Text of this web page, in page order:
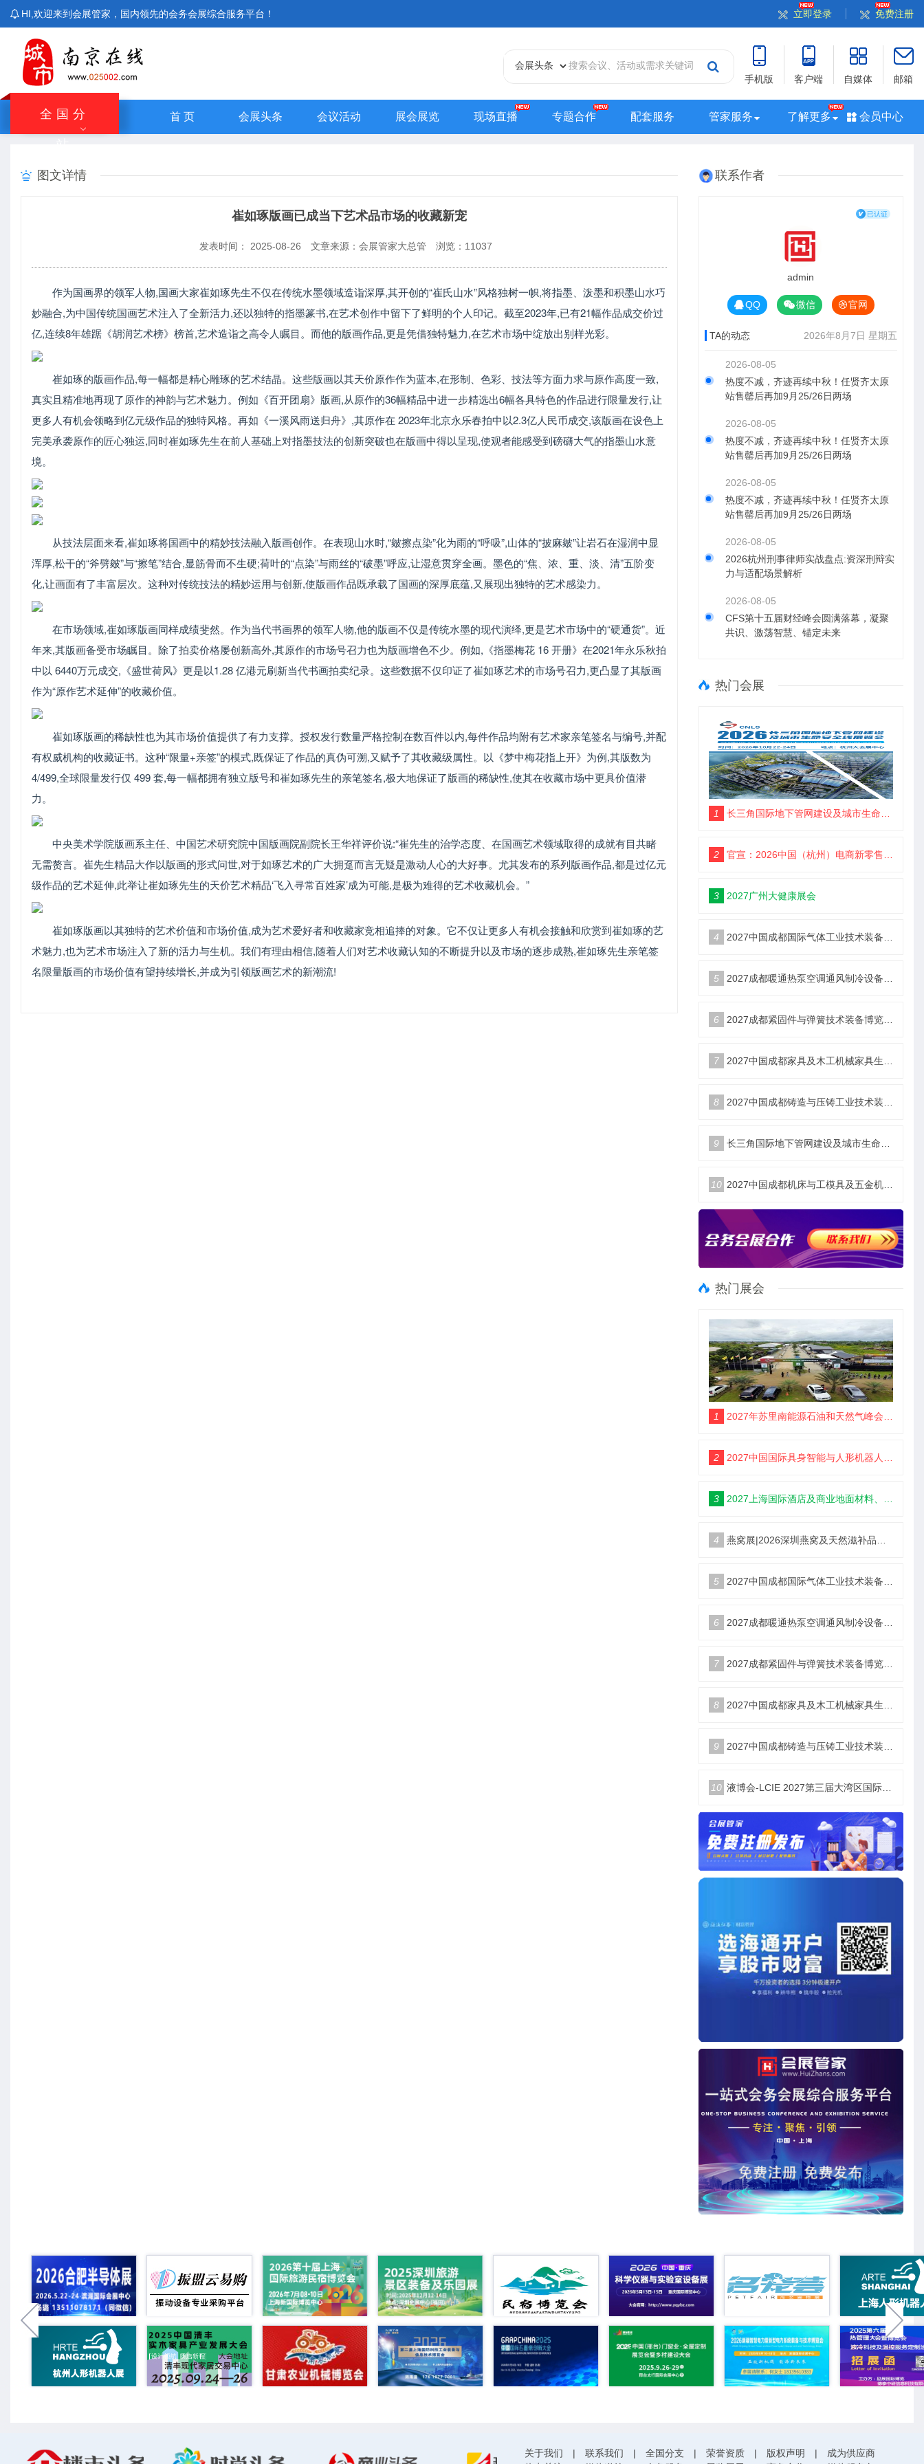
HI,欢迎来到会展管家，国内领先的会务会展综合服务平台！ 立即登录 免费注册
手机版 客户端 自媒体 邮箱
全国分 首 页 会展头条 会议活动 展会展览 现场直播 专题合作 配套服务 管家服务 了解更多 会员中心
主站
湖南站
云南站 宁夏站 青海站 贵州站 辽宁站 吉林站 甘肃站 江西站 陕西站 广西站 海南站 西藏站 新疆站
四川站
图文详情
崔如琢版画已成当下艺术品市场的收藏新宠
发表时间： 2025-08-26 文章来源：会展管家大总管 浏览： 11037
作为国画界的领军人物,国画大家崔如琢先生不仅在传统水墨领域造诣深厚,其开创的“崔氏山水”风格独树一帜,将指墨、泼墨和积墨山水巧
妙融合,为中国传统国画艺术注入了全新活力,还以独特的指墨篆书,在艺术创作中留下了鲜明的个人印记。截至2023年,已有21幅作品成交价过
亿,连续8年雄踞《胡润艺术榜》榜首,艺术造诣之高令人瞩目。而他的版画作品,更是凭借独特魅力,在艺术市场中绽放出别样光彩。
崔如琢的版画作品,每一幅都是精心雕琢的艺术结晶。这些版画以其天价原作作为蓝本,在形制、色彩、技法等方面力求与原作高度一致,
真实且精准地再现了原作的神韵与艺术魅力。例如《百开团扇》版画,从原作的36幅精品中进一步精选出6幅各具特色的作品进行限量发行,让
更多人有机会领略到亿元级作品的独特风格。再如《一溪风雨送归舟》,其原作在 2023年北京永乐春拍中以2.3亿人民币成交,该版画在设色上
完美承袭原作的匠心独运,同时崔如琢先生在前人基础上对指墨技法的创新突破也在版画中得以呈现,使观者能感受到磅礴大气的指墨山水意
境。
从技法层面来看,崔如琢将国画中的精妙技法融入版画创作。在表现山水时,“皴擦点染”化为雨的“呼吸”,山体的“披麻皴”让岩石在湿润中显
浑厚,松干的“斧劈皴”与“擦笔”结合,显筋骨而不生硬;荷叶的“点染”与雨丝的“破墨”呼应,让湿意贯穿全画。墨色的“焦、浓、重、淡、清”五阶变
化,让画面有了丰富层次。这种对传统技法的精妙运用与创新,使版画作品既承载了国画的深厚底蕴,又展现出独特的艺术感染力。
在市场领域,崔如琢版画同样成绩斐然。作为当代书画界的领军人物,他的版画不仅是传统水墨的现代演绎,更是艺术市场中的“硬通货”。近
年来,其版画备受市场瞩目。除了拍卖价格屡创新高外,其原作的市场号召力也为版画增色不少。例如,《指墨梅花 16 开册》在2021年永乐秋拍
中以 6440万元成交,《盛世荷风》更是以1.28 亿港元刷新当代书画拍卖纪录。这些数据不仅印证了崔如琢艺术的市场号召力,更凸显了其版画
作为“原作艺术延伸”的收藏价值。
崔如琢版画的稀缺性也为其市场价值提供了有力支撑。授权发行数量严格控制在数百件以内,每件作品均附有艺术家亲笔签名与编号,并配
有权威机构的收藏证书。这种“限量+亲签”的模式,既保证了作品的真伪可溯,又赋予了其收藏级属性。以《梦中梅花指上开》为例,其版数为
4/499,全球限量发行仅 499 套,每一幅都拥有独立版号和崔如琢先生的亲笔签名,极大地保证了版画的稀缺性,使其在收藏市场中更具价值潜
力。
中央美术学院版画系主任、中国艺术研究院中国版画院副院长王华祥评价说:“崔先生的治学态度、在国画艺术领域取得的成就有目共睹
无需赘言。崔先生精品大作以版画的形式问世,对于如琢艺术的广大拥趸而言无疑是激动人心的大好事。尤其发布的系列版画作品,都是过亿元
级作品的艺术延伸,此举让崔如琢先生的天价艺术精品‘飞入寻常百姓家’成为可能,是极为难得的艺术收藏机会。”
崔如琢版画以其独特的艺术价值和市场价值,成为艺术爱好者和收藏家竞相追捧的对象。它不仅让更多人有机会接触和欣赏到崔如琢的艺
术魅力,也为艺术市场注入了新的活力与生机。我们有理由相信,随着人们对艺术收藏认知的不断提升以及市场的逐步成熟,崔如琢先生亲笔签
名限量版画的市场价值有望持续增长,并成为引领版画艺术的新潮流!
联系作者
admin
QQ 微信 官网
TA的动态 2026年8月7日 星期五
2026-08-05
热度不减，齐迹再续中秋！任贤齐太原
站售罄后再加9月25/26日两场
2026-08-05
热度不减，齐迹再续中秋！任贤齐太原
站售罄后再加9月25/26日两场
2026-08-05
热度不减，齐迹再续中秋！任贤齐太原
站售罄后再加9月25/26日两场
2026-08-05
2026杭州刑事律师实战盘点:资深刑辩实
力与适配场景解析
2026-08-05
CFS第十五届财经峰会圆满落幕，凝聚
共识、激荡智慧、锚定未来
热门会展
1 长三角国际地下管网建设及城市生命安全线展览会
2 官宣：2026中国（杭州）电商新零售品牌博览会
3 2027广州大健康展会
4 2027中国成都国际气体工业技术装备博览会6月18日举办
5 2027成都暖通热泵空调通风制冷设备博览会6月18举办
6 2027成都紧固件与弹簧技术装备博览会6月18举办
7 2027中国成都家具及木工机械家具生产设备博览会6月18举办
8 2027中国成都铸造与压铸工业技术装备博览会6月18举办
9 长三角国际地下管网建设及城市生命安全线展览会
10 2027中国成都机床与工模具及五金机电博览会6月18举办
热门展会
1 2027年苏里南能源石油和天然气峰会暨展览会（SEOGS）
2 2027中国国际具身智能与人形机器人展3月开幕
3 2027上海国际酒店及商业地面材料、整装定制、墙体材料及精品设计、智慧酒店、照明及智能控制博览会 展位火热销售中！
4 燕窝展|2026深圳燕窝及天然滋补品展览会【官网】
5 2027中国成都国际气体工业技术装备博览会6月18日举办
6 2027成都暖通热泵空调通风制冷设备博览会6月18举办
7 2027成都紧固件与弹簧技术装备博览会6月18举办
8 2027中国成都家具及木工机械家具生产设备博览会6月18举办
9 2027中国成都铸造与压铸工业技术装备博览会6月18举办
10 液博会-LCIE 2027第三届大湾区国际液冷产业大会暨展览会（深圳）
关于我们 | 联系我们 | 全国分支 | 荣誉资质 | 版权声明 |
成为供应商